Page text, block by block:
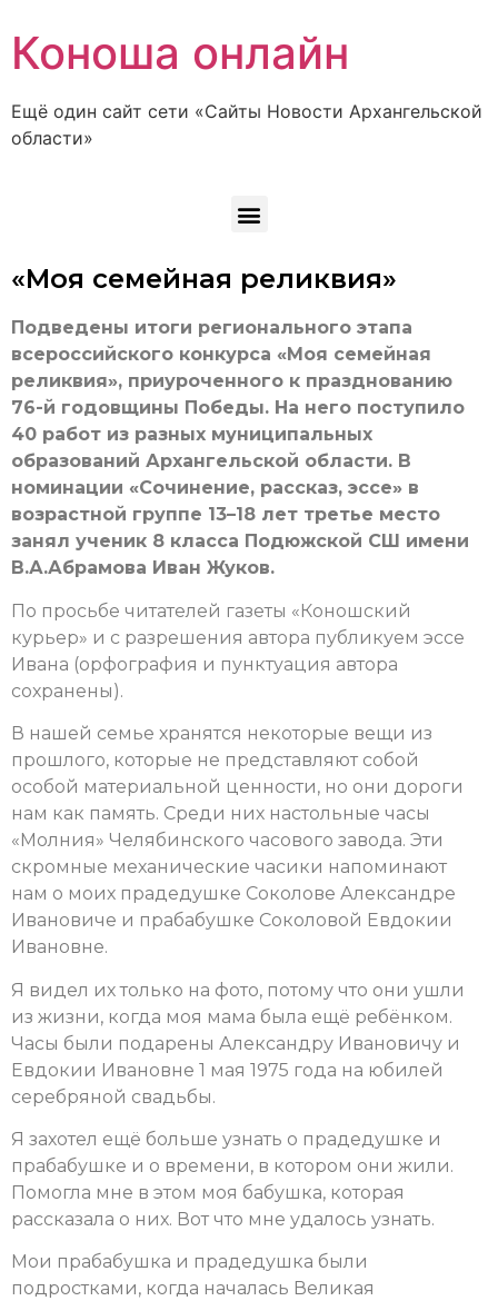
Коноша онлайн
Ещё один сайт сети «Сайты Новости Архангельской
области»
«Моя семейная реликвия»
Подведены итоги регионального этапа
всероссийского конкурса «Моя семейная
реликвия», приуроченного к празднованию
76-й годовщины Победы. На него поступило
40 работ из разных муниципальных
образований Архангельской области. В
номинации «Сочинение, рассказ, эссе» в
возрастной группе 13–18 лет третье место
занял ученик 8 класса Подюжской СШ имени
В.А.Абрамова Иван Жуков.
По просьбе читателей газеты «Коношский
курьер» и с разрешения автора публикуем эссе
Ивана (орфография и пунктуация автора
сохранены).
В нашей семье хранятся некоторые вещи из
прошлого, которые не представляют собой
особой материальной ценности, но они дороги
нам как память. Среди них настольные часы
«Молния» Челябинского часового завода. Эти
скромные механические часики напоминают
нам о моих прадедушке Соколове Александре
Ивановиче и прабабушке Соколовой Евдокии
Ивановне.
Я видел их только на фото, потому что они ушли
из жизни, когда моя мама была ещё ребёнком.
Часы были подарены Александру Ивановичу и
Евдокии Ивановне 1 мая 1975 года на юбилей
серебряной свадьбы.
Я захотел ещё больше узнать о прадедушке и
прабабушке и о времени, в котором они жили.
Помогла мне в этом моя бабушка, которая
рассказала о них. Вот что мне удалось узнать.
Мои прабабушка и прадедушка были
подростками, когда началась Великая